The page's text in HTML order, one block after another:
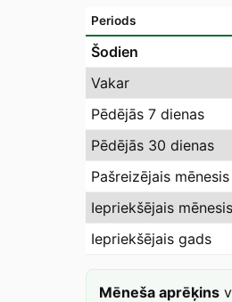
Periods
Šodien
Vakar
Pēdējās 7 dienas
Pēdējās 30 dienas
Pašreizējais mēnesis
Iepriekšējais mēnesis
Iepriekšējais gads
Mēneša aprēķins